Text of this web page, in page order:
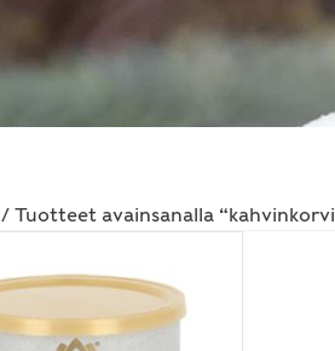
/ Tuotteet avainsanalla